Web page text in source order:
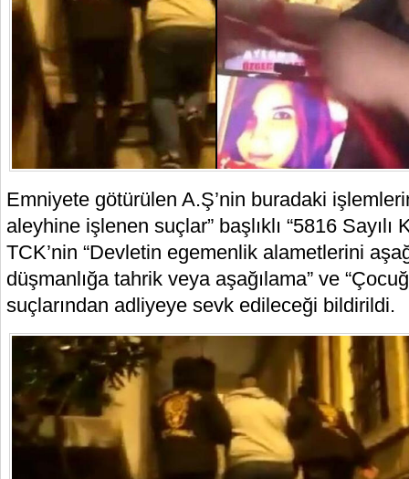
Emniyete götürülen A.Ş’nin buradaki
aleyhine işlenen suçlar” başlıklı “5816 Sayılı
TCK’nin “Devletin egemenlik alametlerini
düşmanlığa tahrik veya aşağılama” ve
suçlarından adliyeye sevk edileceği bildirildi.